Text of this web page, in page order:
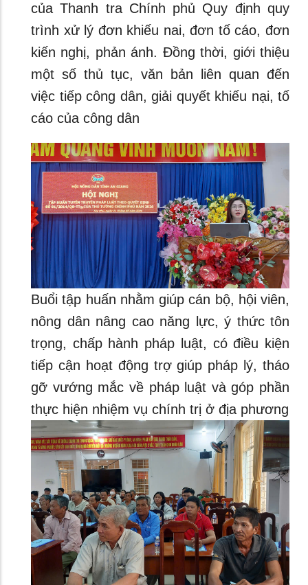
của Thanh tra Chính phủ Quy định quy
trình xử lý đơn khiếu nai, đơn tố cáo, đơn
kiến nghị, phản ánh. Đồng thời, giới thiệu
một số thủ tục, văn bản liên quan đến
việc tiếp công dân, giải quyết khiếu nại, tố
cáo của công dân
Buổi tập huấn nhằm giúp cán bộ, hội viên,
nông dân nâng cao năng lực, ý thức tôn
trọng, chấp hành pháp luật, có điều kiện
tiếp cận hoạt động trợ giúp pháp lý, tháo
gỡ vướng mắc về pháp luật và góp phần
thực hiện nhiệm vụ chính trị ở địa phương